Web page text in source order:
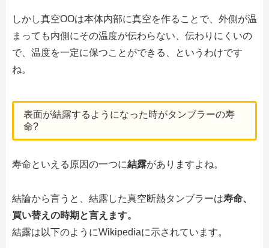
しかし真空OOは本体内部に真空を作ることで、外側が温
まっても内側にその温度が伝わらない、伝わりにくいの
で、温度を一定に保つことができる、というわけです
ね。
表面が結露するようになった時がタンブラーの寿
命?
寿命といえる原因の一つに結露がありますよね。
結論から言うと、結露した真空断熱タンブラーは寿命、
買い替えの時期と言えます。
結露は以下のようにWikipediaに示されています。